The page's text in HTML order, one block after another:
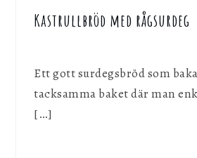
Kastrullbröd med rågsurdeg
Ett gott surdegsbröd som
tacksamma baket där man
[…]